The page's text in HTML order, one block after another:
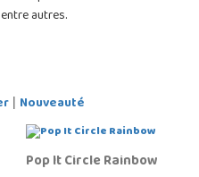
autres.
| Nouveauté
Pop It Circle Rainbow